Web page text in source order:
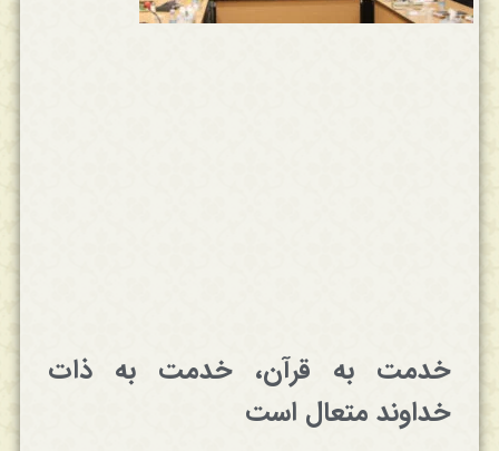
خدمت به قرآن، خدمت به ذات
خداوند متعال است